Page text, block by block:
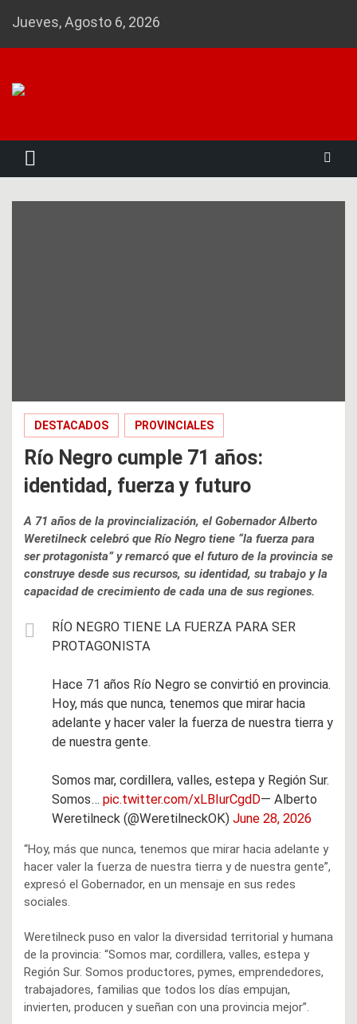
Jueves, Agosto 6, 2026
DESTACADOS PROVINCIALES
Río Negro cumple 71 años:
identidad, fuerza y futuro
A 71 años de la provincialización, el Gobernador Alberto
Weretilneck celebró que Río Negro tiene “la fuerza para
ser protagonista” y remarcó que el futuro de la provincia se
construye desde sus recursos, su identidad, su trabajo y la
capacidad de crecimiento de cada una de sus regiones.
RÍO NEGRO TIENE LA FUERZA PARA SER
PROTAGONISTA
Hace 71 años Río Negro se convirtió en provincia.
Hoy, más que nunca, tenemos que mirar hacia
adelante y hacer valer la fuerza de nuestra tierra y
de nuestra gente.
Somos mar, cordillera, valles, estepa y Región Sur.
Somos… pic.twitter.com/xLBIurCgdD— Alberto
Weretilneck (@WeretilneckOK) June 28, 2026
“Hoy, más que nunca, tenemos que mirar hacia adelante y
hacer valer la fuerza de nuestra tierra y de nuestra gente”,
expresó el Gobernador, en un mensaje en sus redes
sociales.
Weretilneck puso en valor la diversidad territorial y humana
de la provincia: “Somos mar, cordillera, valles, estepa y
Región Sur. Somos productores, pymes, emprendedores,
trabajadores, familias que todos los días empujan,
invierten, producen y sueñan con una provincia mejor”.